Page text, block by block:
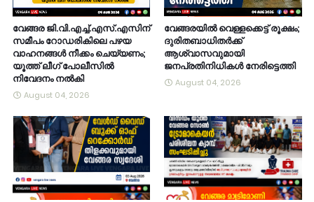
വേങ്ങര ജി.വി.എച്ച്.എസ്.എസിന്
സമീപം റോഡരികിലെ പഴയ
വാഹനങ്ങൾ നീക്കം ചെയ്യണം;
യൂത്ത് ലീഗ് പോലീസിൽ
നിവേദനം നൽകി
August 04, 2026
വേങ്ങരയിൽ വെള്ളക്കെട്ട് രൂക്ഷം;
ദുരിതബാധിതർക്ക്
ആശ്വാസവുമായി
ജനപ്രതിനിധികൾ നേരിട്ടെത്തി
August 04, 2026